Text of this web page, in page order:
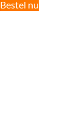
Bestel nu